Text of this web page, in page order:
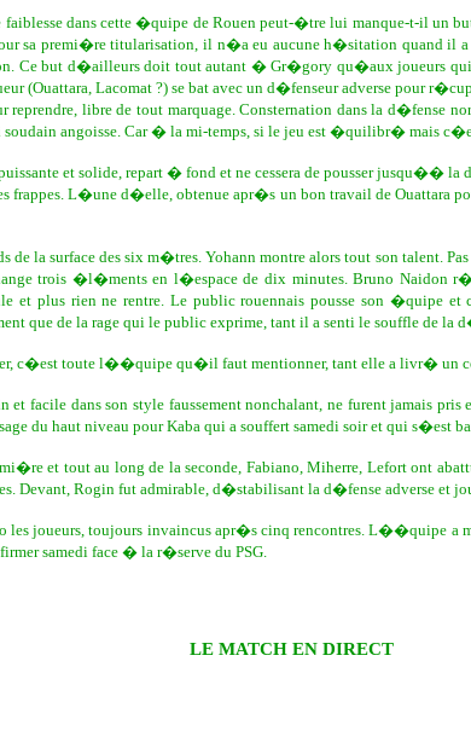
dans cette �quipe de Rouen peut-�tre lui manque-t-il un
sa premi�re titularisation, il n�a eu aucune h�sitation quand
Ce but d�ailleurs doit tout autant � Gr�gory qu�aux joueurs
(Ouattara, Lacomat ?) se bat avec un d�fenseur adverse pour
libre de tout marquage. Consternation dans la d�fense
soudain angoisse. Car � la mi-temps, si le jeu est �quilibr� mais
et solide, repart � fond et ne cessera de pousser jusqu�� la
frappes. L�une d�elle, obtenue apr�s un bon travail de
la surface des six m�tres. Yohann montre alors tout son talent.
trois �l�ments en l�espace de dix minutes. Bruno
plus rien ne rentre. Le public rouennais pousse son �quipe
que de la rage qui le public exprime, tant il a senti le souffle de la
c�est toute l��quipe qu�il faut mentionner, tant elle a livr� un
facile dans son style faussement nonchalant, ne furent jamais
du haut niveau pour Kaba qui a souffert samedi soir et qui s�est
et tout au long de la seconde, Fabiano, Miherre, Lefort ont
Devant, Rogin fut admirable, d�stabilisant la d�fense adverse et
les joueurs, toujours invaincus apr�s cinq rencontres.
samedi face � la r�serve du PSG.
LE MATCH EN DIRECT